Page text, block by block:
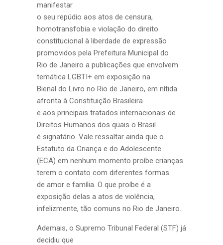
manifestar
o seu repúdio aos atos de censura,
homotransfobia e violação do direito
constitucional à liberdade de expressão
promovidos pela Prefeitura Municipal do
Rio de Janeiro a publicações que envolvem
temática LGBTI+ em exposição na
Bienal do Livro no Rio de Janeiro, em nítida
afronta à Constituição Brasileira
e aos principais tratados internacionais de
Direitos Humanos dos quais o Brasil
é signatário. Vale ressaltar ainda que o
Estatuto da Criança e do Adolescente
(ECA) em nenhum momento proíbe crianças
terem o contato com diferentes formas
de amor e família. O que proíbe é a
exposição delas a atos de violência,
infelizmente, tão comuns no Rio de Janeiro.
Ademais, o Supremo Tribunal Federal (STF) já
decidiu que